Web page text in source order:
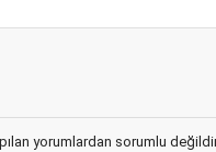
yorumlardan sorumlu